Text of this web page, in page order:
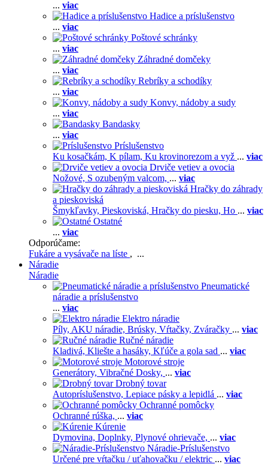
... viac
Hadice a príslušenstvo
... viac
Poštové schránky
... viac
Záhradné domčeky
... viac
Rebríky a schodíky
... viac
Konvy, nádoby a sudy
... viac
Bandasky
... viac
Príslušenstvo
Ku kosačkám, K pílam, Ku krovinorezom a vyž ... viac
Drviče vetiev a ovocia
Nožové, S ozubeným valcom, ... viac
Hračky do záhrady
a pieskoviská
Šmykľavky, Pieskoviská, Hračky do piesku, Ho ... viac
Ostatné
... viac
Odporúčame:
Fukáre a vysávače na líste , ...
Náradie
Náradie
Pneumatické
náradie a príslušenstvo
... viac
Elektro náradie
Píly, AKU náradie, Brúsky, Vŕtačky, Zváračky ... viac
Ručné náradie
Kladivá, Kliešte a hasáky, Kľúče a gola sad ... viac
Motorové stroje
Generátory, Vibračné Dosky, ... viac
Drobný tovar
Autopríslušenstvo, Lepiace pásky a lepidlá ... viac
Ochranné pomôcky
Ochranné rúška, ... viac
Kúrenie
Dymovina, Doplnky, Plynové ohrievače, ... viac
Náradie-Príslušenstvo
Určené pre vŕtačku / uťahovačku / elektric ... viac